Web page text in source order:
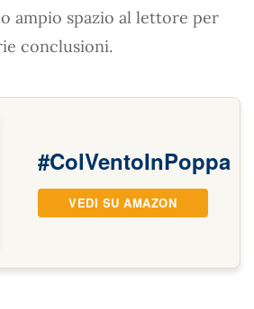
ampio spazio al lettore per
conclusioni.
#ColVentoInPoppa
VEDI SU AMAZON